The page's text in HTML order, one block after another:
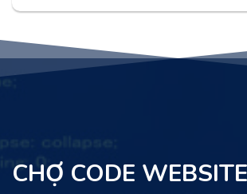
CHỢ CODE WEBSITE